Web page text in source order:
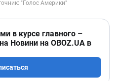
в курсе главного –
Новини на OBOZ.UA в